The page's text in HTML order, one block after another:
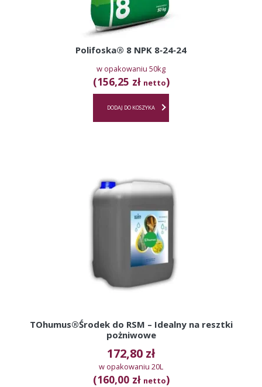
Polifoska® 8 NPK 8‑24‑24
w opakowaniu 50kg
(156,25 zł netto)
DODAJ DO KOSZYKA
TOhumus®Środek do RSM – Idealny na resztki
pożniwowe
172,80 zł
w opakowaniu 20L
(160,00 zł netto)